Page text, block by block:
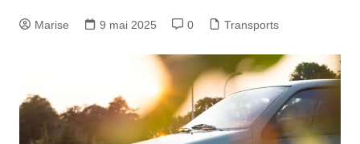
Marise 9 mai 2025 0 Transports